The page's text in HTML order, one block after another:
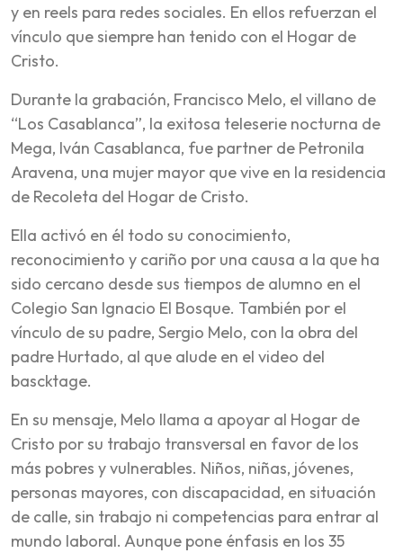
y en reels para redes sociales. En ellos refuerzan el
vínculo que siempre han tenido con el Hogar de
Cristo.
Durante la grabación, Francisco Melo, el villano de
“Los Casablanca”, la exitosa teleserie nocturna de
Mega, Iván Casablanca, fue partner de Petronila
Aravena, una mujer mayor que vive en la residencia
de Recoleta del Hogar de Cristo.
Ella activó en él todo su conocimiento,
reconocimiento y cariño por una causa a la que ha
sido cercano desde sus tiempos de alumno en el
Colegio San Ignacio El Bosque. También por el
vínculo de su padre, Sergio Melo, con la obra del
padre Hurtado, al que alude en el video del
bascktage.
En su mensaje, Melo llama a apoyar al Hogar de
Cristo por su trabajo transversal en favor de los
más pobres y vulnerables. Niños, niñas, jóvenes,
personas mayores, con discapacidad, en situación
de calle, sin trabajo ni competencias para entrar al
mundo laboral. Aunque pone énfasis en los 35